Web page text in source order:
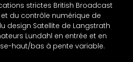
strictes British Broadcast
du contrôle numérique de
design Satellite de Langstrath
Lundahl en entrée et en
haut/bas à pente variable.